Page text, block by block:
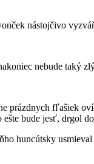
nástojčivo
nebude taký
prázdnych fľašiek
bude jesť, drgol
huncútsky